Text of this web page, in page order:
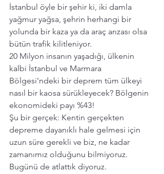
İstanbul öyle bir şehir ki, iki damla
yağmur yağsa, şehrin herhangi bir
yolunda bir kaza ya da araç arızası olsa
bütün trafik kilitleniyor.
20 Milyon insanın yaşadığı, ülkenin
kalbi İstanbul ve Marmara
Bölgesi'ndeki bir deprem tüm ülkeyi
nasıl bir kaosa sürükleyecek? Bölgenin
ekonomideki payı %43!
Şu bir gerçek: Kentin gerçekten
depreme dayanıklı hale gelmesi için
uzun süre gerekli ve biz, ne kadar
zamanımız olduğunu bilmiyoruz.
Bugünü de atlattık diyoruz.